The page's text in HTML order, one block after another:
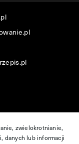
zwielokrotnianie,
danych lub informacji